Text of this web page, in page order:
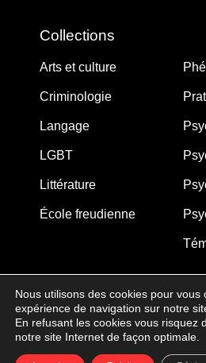
Collections
Arts et culture
Criminologie
Langage
LGBT
Littérature
École freudienne
MJW-FEDITION.COM © 2005-
14710 Saint-Martin
Nous utilisons des cookies pour vous
expérience de navigation sur notre
En refusant les cookies vous risquez
notre site Internet de façon optimale.